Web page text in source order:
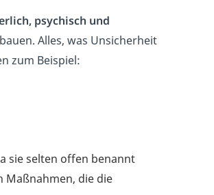
psychisch und
Alles, was Unsicherheit
zum Beispiel:
sie selten offen benannt
Maßnahmen, die die